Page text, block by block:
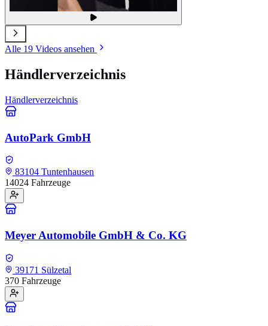
Alle 19 Videos ansehen
Händlerverzeichnis
Händlerverzeichnis
AutoPark GmbH
83104 Tuntenhausen
14024 Fahrzeuge
Meyer Automobile GmbH & Co. KG
39171 Sülzetal
370 Fahrzeuge